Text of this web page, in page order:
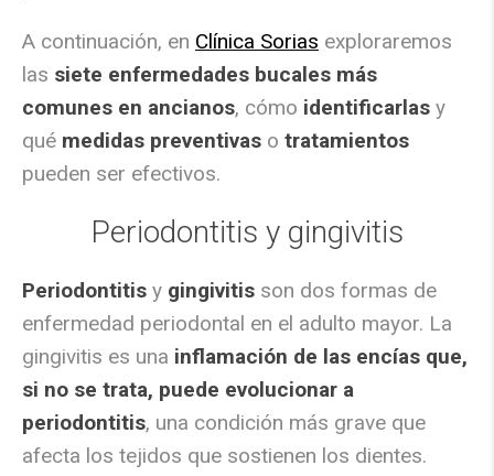
A continuación, en Clínica Sorias exploraremos
las siete enfermedades bucales más
comunes en ancianos, cómo identificarlas y
qué medidas preventivas o tratamientos
pueden ser efectivos.
Periodontitis y gingivitis
Periodontitis y gingivitis son dos formas de
enfermedad periodontal en el adulto mayor. La
gingivitis es una inflamación de las encías que,
si no se trata, puede evolucionar a
periodontitis, una condición más grave que
afecta los tejidos que sostienen los dientes.